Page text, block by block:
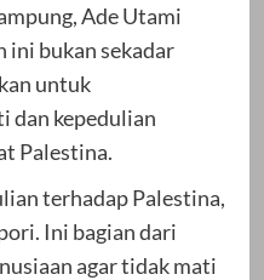
Ade Utami
ini bukan sekadar
untuk
dan kepedulian
Palestina.
terhadap Palestina,
Ini bagian dari
agar tidak mati